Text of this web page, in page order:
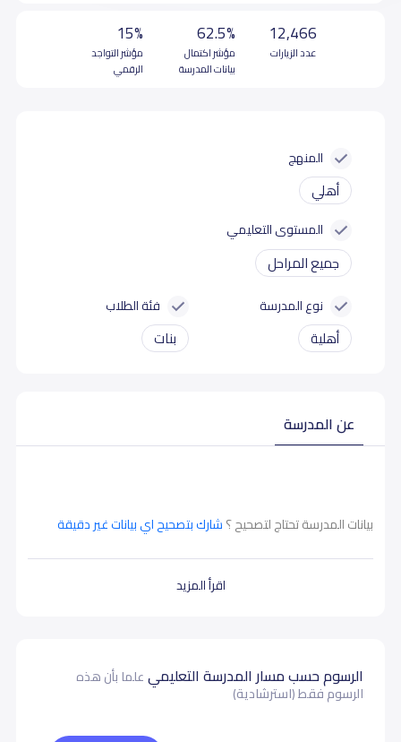
12,466
عدد الزيارات
62.5%
مؤشر اكتمال
بيانات المدرسة
15%
مؤشر التواجد
الرقمي
المنهج
أهلي
المستوى التعليمي
جميع المراحل
نوع المدرسة
أهلية
فئة الطلاب
بنات
عن المدرسة
اقرأ المزيد
بيانات المدرسة تحتاج لتصحيح ؟شارك بتصحيح اي بيانات غير دقيقة
الرسوم حسب مسار المدرسة التعليميعلما بأن هذه
الرسوم فقط (استرشادية)